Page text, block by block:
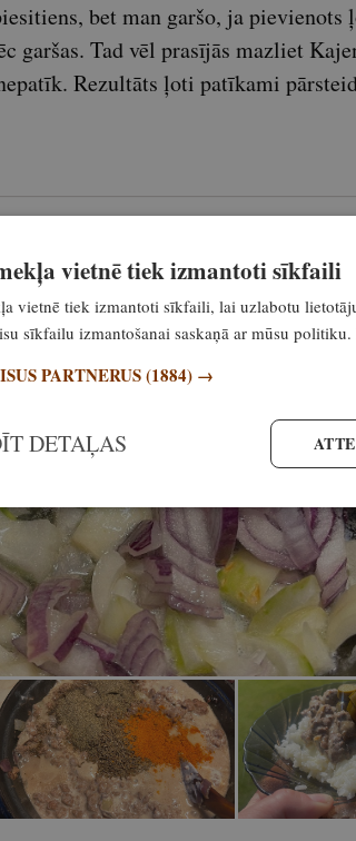
bet man garšo, ja pievienots
garšas. Tad vēl prasījās mazliet
Rezultāts ļoti patīkami
vietnē tiek izmantoti sīkfaili
vietnē tiek izmantoti sīkfaili, lai uzlabotu
sīkfailu izmantošanai saskaņā ar mūsu politiku.
PARTNERUS(1884) →
DETAĻAS